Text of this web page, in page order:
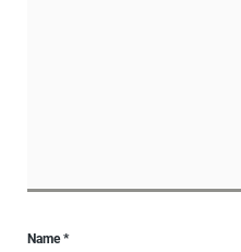
Name*